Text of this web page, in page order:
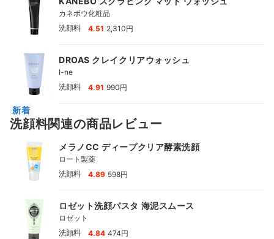
カネボウ化粧品
洗顔料
4.51 2,310円
DROAS クレイクリアウォッシュ
I-ne
洗顔料
4.91 990円
新着
洗顔料関連の商品レビュー
メラノCC ディープクリア酵素洗顔
ロート製薬
洗顔料
4.89 598円
ロゼット洗顔パスタ 海泥スムース
ロゼット
洗顔料
4.84 474円